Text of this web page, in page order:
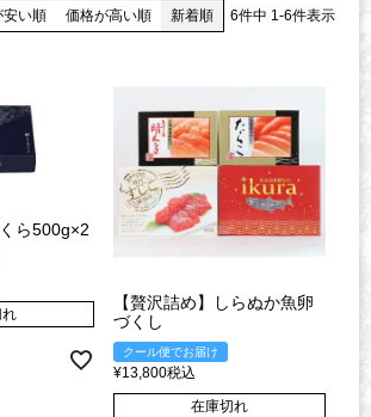
安い順 価格が高い順 新着順 6件中 1-6件表示
ら500g×2
【贅沢詰め】しらぬか魚卵
づくし
クール便でお届け
¥13,800税込
在庫切れ